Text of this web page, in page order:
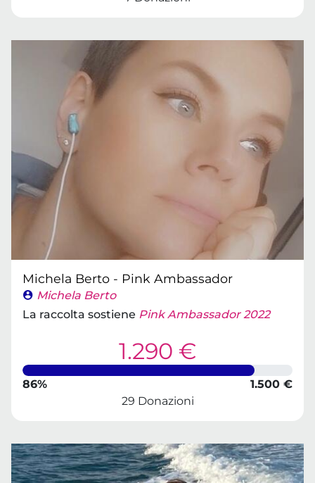
Michela Berto - Pink Ambassador
Michela Berto
La raccolta sostiene Pink Ambassador 2022
1.290 €
86%
1.500 €
29 Donazioni